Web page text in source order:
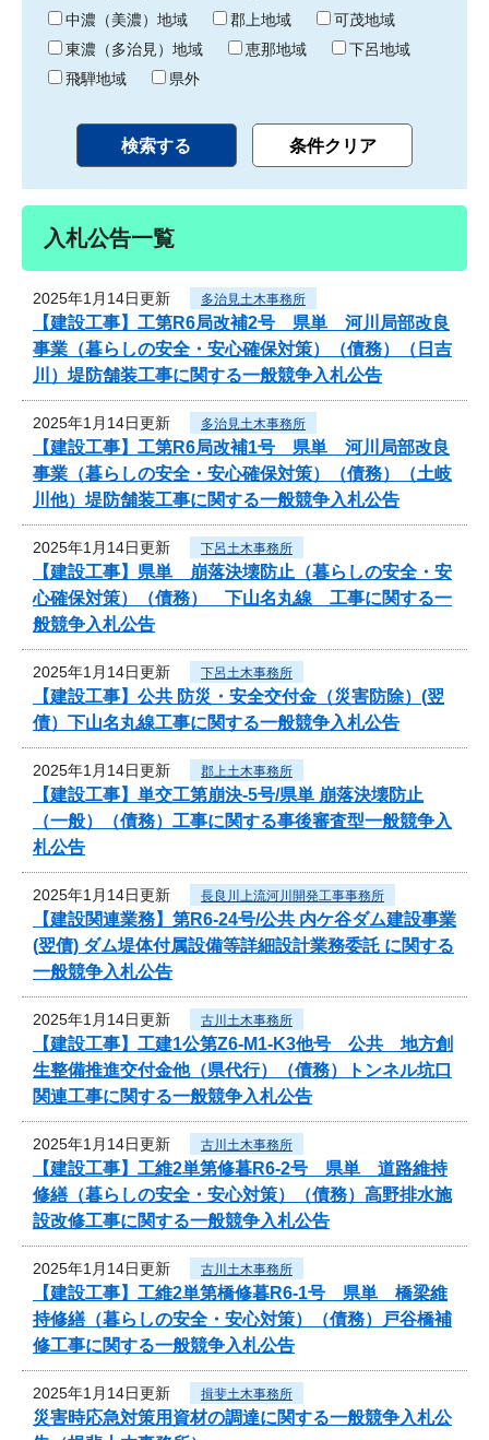
中濃（美濃）地域
郡上地域
可茂地域
東濃（多治見）地域
恵那地域
下呂地域
飛騨地域
県外
入札公告一覧
2025年1月14日更新 多治見土木事務所
【建設工事】工第R6局改補2号 県単 河川局部改良
事業（暮らしの安全・安心確保対策）（債務）（日吉
川）堤防舗装工事に関する一般競争入札公告
2025年1月14日更新 多治見土木事務所
【建設工事】工第R6局改補1号 県単 河川局部改良
事業（暮らしの安全・安心確保対策）（債務）（土岐
川他）堤防舗装工事に関する一般競争入札公告
2025年1月14日更新 下呂土木事務所
【建設工事】県単 崩落決壊防止（暮らしの安全・安
心確保対策）（債務） 下山名丸線 工事に関する一
般競争入札公告
2025年1月14日更新 下呂土木事務所
【建設工事】公共 防災・安全交付金（災害防除）(翌
債）下山名丸線工事に関する一般競争入札公告
2025年1月14日更新 郡上土木事務所
【建設工事】単交工第崩決-5号/県単 崩落決壊防止
（一般）（債務）工事に関する事後審査型一般競争入
札公告
2025年1月14日更新 長良川上流河川開発工事事務所
【建設関連業務】第R6-24号/公共 内ケ谷ダム建設事業
(翌債) ダム堤体付属設備等詳細設計業務委託 に関する
一般競争入札公告
2025年1月14日更新 古川土木事務所
【建設工事】工建1公第Z6-M1-K3他号 公共 地方創
生整備推進交付金他（県代行）（債務）トンネル坑口
関連工事に関する一般競争入札公告
2025年1月14日更新 古川土木事務所
【建設工事】工維2単第修暮R6-2号 県単 道路維持
修繕（暮らしの安全・安心対策）（債務）高野排水施
設改修工事に関する一般競争入札公告
2025年1月14日更新 古川土木事務所
【建設工事】工維2単第橋修暮R6-1号 県単 橋梁維
持修繕（暮らしの安全・安心対策）（債務）戸谷橋補
修工事に関する一般競争入札公告
2025年1月14日更新 揖斐土木事務所
災害時応急対策用資材の調達に関する一般競争入札公